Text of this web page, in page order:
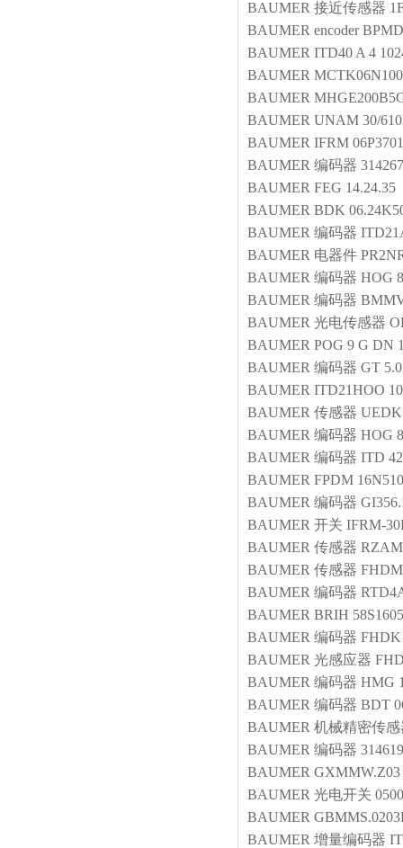
BAUMER 接近传感器
BAUMER encoder
BAUMER ITD40 A 4
BAUMER
BAUMER
BAUMER UNAM 30/
BAUMER IFRM
BAUMER 编码器
BAUMER FEG 14.24.35
BAUMER BDK
BAUMER 编码器
BAUMER 电器件
BAUMER 编码器 HOG
BAUMER 编码器
BAUMER 光电传感器
BAUMER POG 9 G DN
BAUMER 编码器 GT
BAUMER ITD21HOO
BAUMER 传感器 UEDK
BAUMER 编码器 HOG
BAUMER 编码器 ITD
BAUMER FPDM
BAUMER 编码器
BAUMER 开关 IFRM-
BAUMER 传感器 RZAM
BAUMER 传感器
BAUMER 编码器
BAUMER BRIH
BAUMER 编码器 FHDK
BAUMER 光感应器
BAUMER 编码器 HMG
BAUMER 编码器 BDT
BAUMER 机械精密传感
BAUMER 编码器 314619
BAUMER GXMMW.Z03
BAUMER 光电开关
BAUMER
BAUMER 增量编码器